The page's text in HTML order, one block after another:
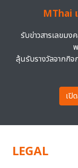
MThai
รับข่าวสารเลขมง
ลุ้นรับรางวัลจากกิ
เปิ
LEGAL